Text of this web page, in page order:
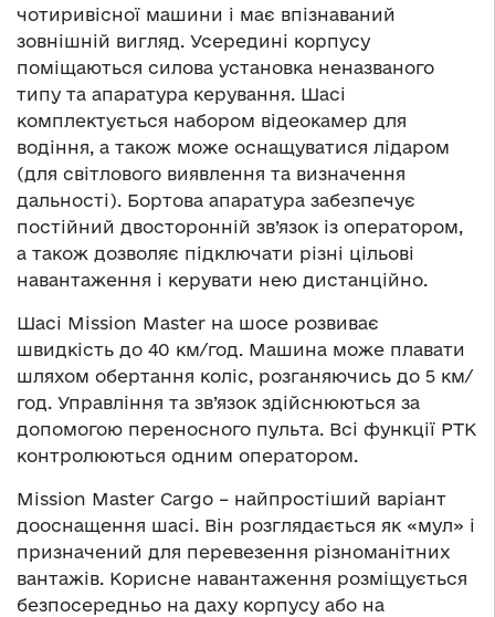
чотиривісної машини і має впізнаваний
зовнішній вигляд. Усередині корпусу
поміщаються силова установка неназваного
типу та апаратура керування. Шасі
комплектується набором відеокамер для
водіння, а також може оснащуватися лідаром
(для світлового виявлення та визначення
дальності). Бортова апаратура забезпечує
постійний двосторонній зв’язок із оператором,
а також дозволяє підключати різні цільові
навантаження і керувати нею дистанційно.
Шасі Mission Master на шосе розвиває
швидкість до 40 км/год. Машина може плавати
шляхом обертання коліс, розганяючись до 5 км/
год. Управління та зв’язок здійснюються за
допомогою переносного пульта. Всі функції РТК
контролюються одним оператором.
Mission Master Cargo – найпростіший варіант
дооснащення шасі. Він розглядається як «мул» і
призначений для перевезення різноманітних
вантажів. Корисне навантаження розміщується
безпосередньо на даху корпусу або на